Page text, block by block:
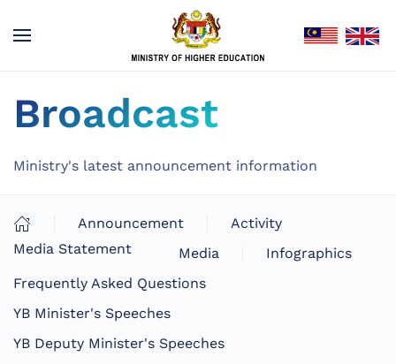
Broadcast
Ministry's latest announcement information
Announcement
Activity
Media Statement
Media
Infographics
Frequently Asked Questions
YB Minister's Speeches
YB Deputy Minister's Speeches